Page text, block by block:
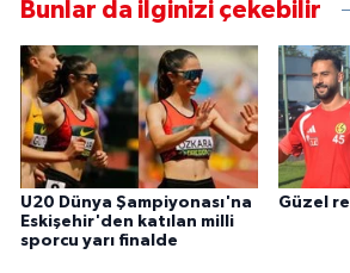
Bunlar da ilginizi çekebilir
U20 Dünya Şampiyonası'na
Eskişehir'den katılan milli
sporcu yarı finalde
Güzel